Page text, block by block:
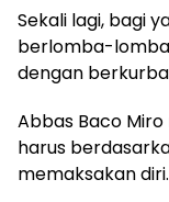
Sekali lagi, bagi
berlomba-
dengan
Abbas Baco
harus
memaksakan diri.